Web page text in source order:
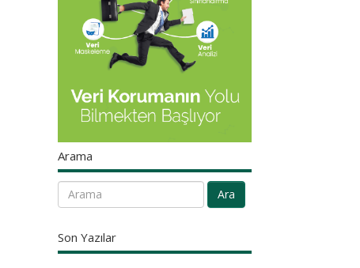
Arama
Ara
Son Yazılar